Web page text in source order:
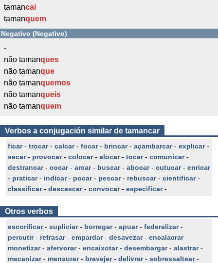
tamancai
tamanquem
Negativo (Negativo)
-
não tamanques
não tamanque
não tamanquemos
não tamanqueis
não tamanquem
Verbos a conjugación similar de tamancar
ficar- trocar- calcar- focar- brincar- açambarcar- explicar-
secar- provocar- colocar- alocar- tocar- comunicar-
destrancar- cocar- arcar- buscar- abocar- cutucar- enricar
- praticar- indicar- pocar- pescar- rebuscar- cientificar-
classificar- descascar- convocar- especificar-
Otros verbos
escorificar- supliciar- borregar- apuar- federalizar-
percutir- retrasar- empardar- desavezar- encalacrar-
monetizar- afervorar- encaixotar- desembargar- alastrar-
mecanizar- mensurar- bravejar- delivrar- sobressaltear-